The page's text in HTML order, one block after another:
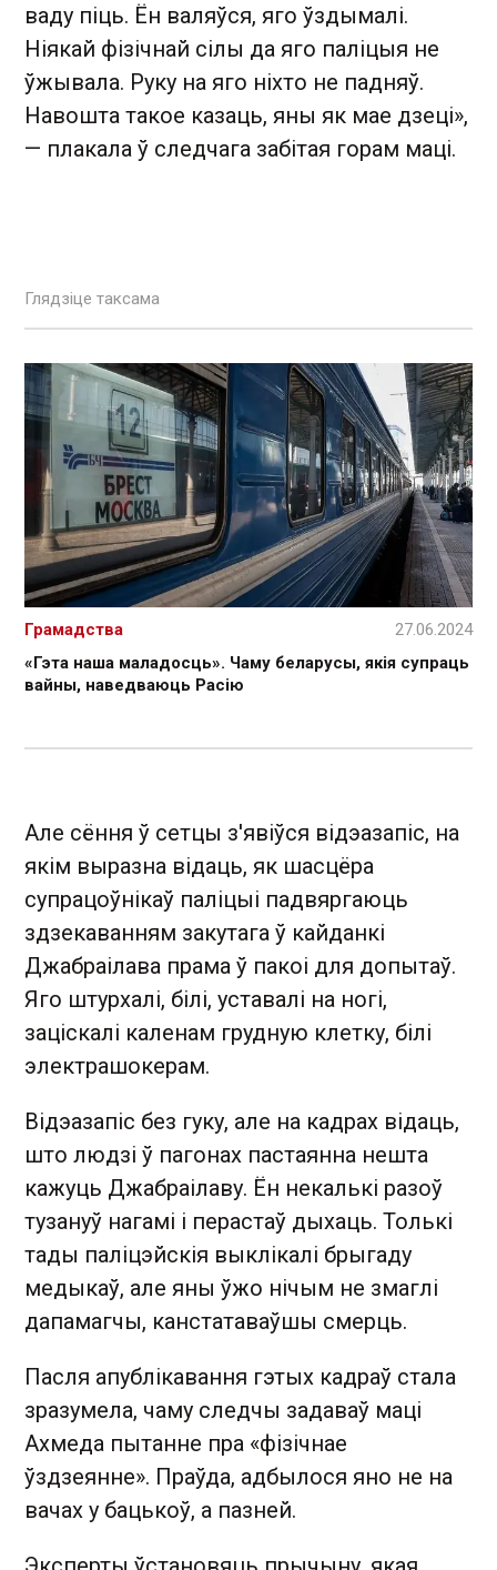
ваду піць. Ён валяўся, яго ўздымалі.
Ніякай фізічнай сілы да яго паліцыя не
ўжывала. Руку на яго ніхто не падняў.
Навошта такое казаць, яны як мае дзеці»,
— плакала ў следчага забітая горам маці.
Глядзіце таксама
«Гэта наша маладосць». Чаму беларусы, якія супраць
вайны, наведваюць Расію
Грамадства 27.06.2024
Але сёння ў сетцы з'явіўся відэазапіс, на
якім выразна відаць, як шасцёра
супрацоўнікаў паліцыі падвяргаюць
здзекаванням закутага ў кайданкі
Джабраілава прама ў пакоі для допытаў.
Яго штурхалі, білі, уставалі на ногі,
заціскалі каленам грудную клетку, білі
электрашокерам.
Відэазапіс без гуку, але на кадрах відаць,
што людзі ў пагонах пастаянна нешта
кажуць Джабраілаву. Ён некалькі разоў
тузануў нагамі і перастаў дыхаць. Толькі
тады паліцэйскія выклікалі брыгаду
медыкаў, але яны ўжо нічым не змаглі
дапамагчы, канстатаваўшы смерць.
Пасля апублікавання гэтых кадраў стала
зразумела, чаму следчы задаваў маці
Ахмеда пытанне пра «фізічнае
ўздзеянне». Праўда, адбылося яно не на
вачах у бацькоў, а пазней.